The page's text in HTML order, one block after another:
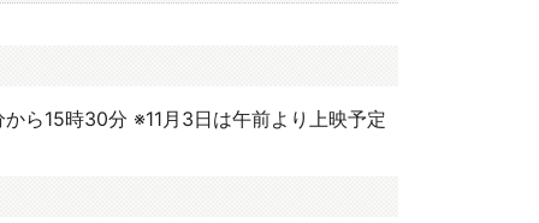
ら15時30分 ※11月3日は午前より上映予定